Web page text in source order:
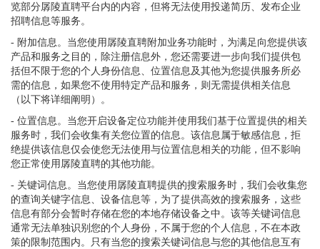
览部分孱陵直聘平台内的内容，但将无法使用投递简历、发布企业
招聘信息等服务。
- 附加信息。当您使用孱陵直聘附加业务功能时，为满足向您提供该
产品和服务之目的，除注册信息外，您还需要进一步向我们提供包
括但不限于您的个人身份信息、位置信息及其他为您提供服务所必
需的信息，如果您不使用特定产品和服务，则无需提供相关信息
（以下将详细阐明）。
- 位置信息。当您开启设备定位功能并使用我们基于位置提供的相关
服务时，我们会收集有关您位置的信息。该信息属于敏感信息，拒
绝提供该信息仅会使您无法使用与位置信息相关的功能，但不影响
您正常使用孱陵直聘的其他功能。
- 关键词信息。当您使用孱陵直聘提供的搜索服务时，我们会收集您
的查询关键字信息、设备信息等，为了提供高效的搜索服务，这些
信息有部分会暂时存储在您的本地存储设备之中。该等关键词信息
通常无法单独识别您的个人身份，不属于您的个人信息，不在本政
策的限制范围内。只有当您的搜索关键词信息与您的其他信息互有